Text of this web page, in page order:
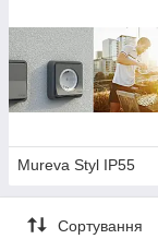
Mureva Styl IP55
Сортування